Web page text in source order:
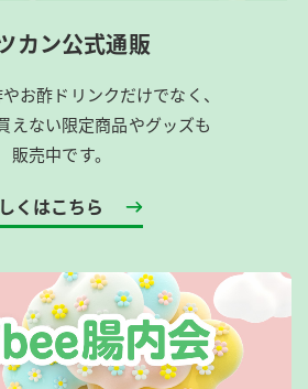
カン公式通販
お酢ドリンクだけでなく、
えない限定商品やグッズも
販売中です。
くはこちら